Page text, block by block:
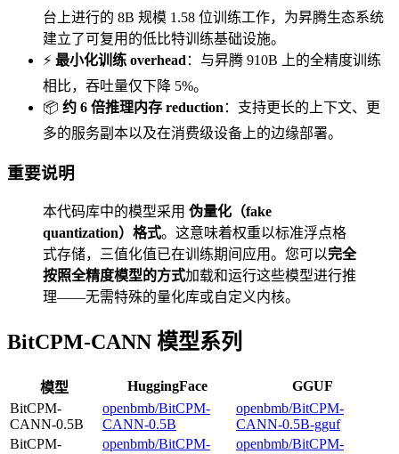
台上进行的 8B 规模 1.58 位训练工作，为昇腾生态系统
建立了可复用的低比特训练基础设施。
⚡ 最小化训练 overhead ：与昇腾 910B 上的全精度训练
相比，吞吐量仅下降 5%。
📦 约 6 倍推理内存 reduction ：支持更长的上下文、更
多的服务副本以及在消费级设备上的边缘部署。
重要说明
本代码库中的模型采用 伪量化（fake
quantization）格式。这意味着权重以标准浮点格
式存储，三值化值已在训练期间应用。您可以完全
按照全精度模型的方式加载和运行这些模型进行推
理——无需特殊的量化库或自定义内核。
BitCPM-CANN 模型系列
模型 HuggingFace
GGUF
BitCPM-
CANN-0.5B
openbmb/BitCPM-
CANN-0.5B
openbmb/BitCPM-
CANN-0.5B-gguf
BitCPM-
openbmb/BitCPM-
openbmb/BitCPM-